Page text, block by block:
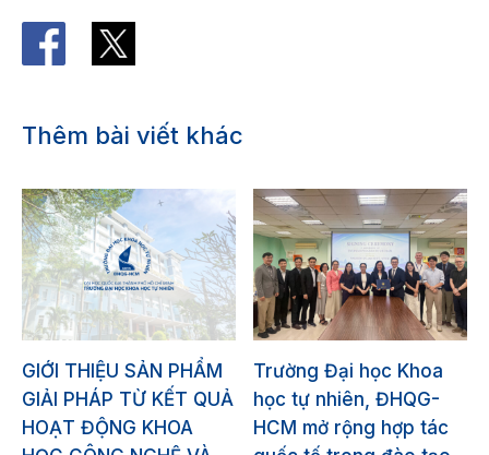
Thêm bài viết khác
GIỚI THIỆU SẢN PHẨM
GIẢI PHÁP TỪ KẾT QUẢ
HOẠT ĐỘNG KHOA
Trường Đại học Khoa
học tự nhiên, ĐHQG-
HCM mở rộng hợp tác